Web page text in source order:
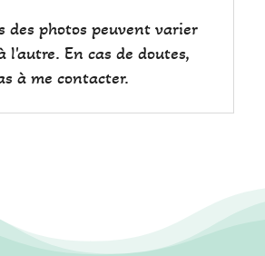
des photos peuvent varier
l'autre. En cas de doutes,
à me contacter.